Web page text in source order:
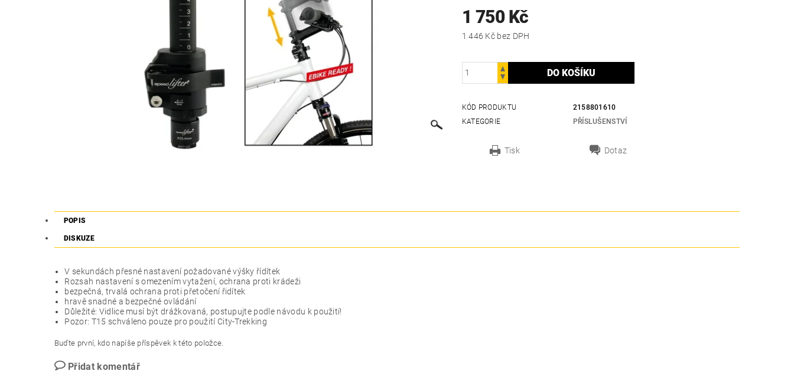
1 750 Kč
1 446 Kč bez DPH
KÓD PRODUKTU
2158801610
KATEGORIE
PŘÍSLUŠENSTVÍ
Tisk Dotaz
POPIS
DISKUZE
V sekundách přesné nastavení požadované výšky řídítek
Rozsah nastavení s omezením vytažení, ochrana proti krádeži
bezpečná, trvalá ochrana proti přetočení řidítek
hravě snadné a bezpečné ovládání
Důležité: Vidlice musí být drážkovaná, postupujte podle návodu k použití!
Pozor: T15 schváleno pouze pro použití City-Trekking
Buďte první, kdo napíše příspěvek k této položce.
Přidat komentář